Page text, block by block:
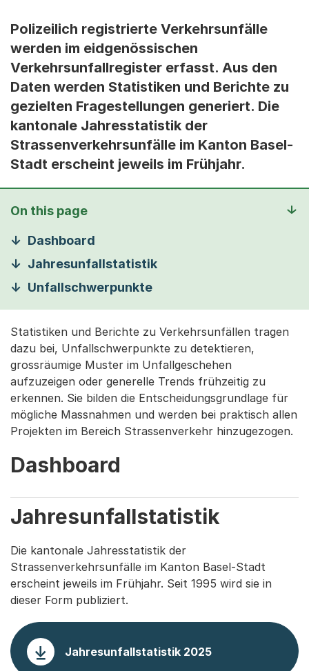
Polizeilich registrierte Verkehrsunfälle
werden im eidgenössischen
Verkehrsunfallregister erfasst. Aus den
Daten werden Statistiken und Berichte zu
gezielten Fragestellungen generiert. Die
kantonale Jahresstatistik der
Strassenverkehrsunfälle im Kanton Basel-
Stadt erscheint jeweils im Frühjahr.
On this page
Dashboard
Jahresunfallstatistik
Unfallschwerpunkte
Statistiken und Berichte zu Verkehrsunfällen tragen
dazu bei, Unfallschwerpunkte zu detektieren,
grossräumige Muster im Unfallgeschehen
aufzuzeigen oder generelle Trends frühzeitig zu
erkennen. Sie bilden die Entscheidungsgrundlage für
mögliche Massnahmen und werden bei praktisch allen
Projekten im Bereich Strassenverkehr hinzugezogen.
Dashboard
Jahresunfallstatistik
Die kantonale Jahresstatistik der
Strassenverkehrsunfälle im Kanton Basel-Stadt
erscheint jeweils im Frühjahr. Seit 1995 wird sie in
dieser Form publiziert.
Jahresunfallstatistik 2025